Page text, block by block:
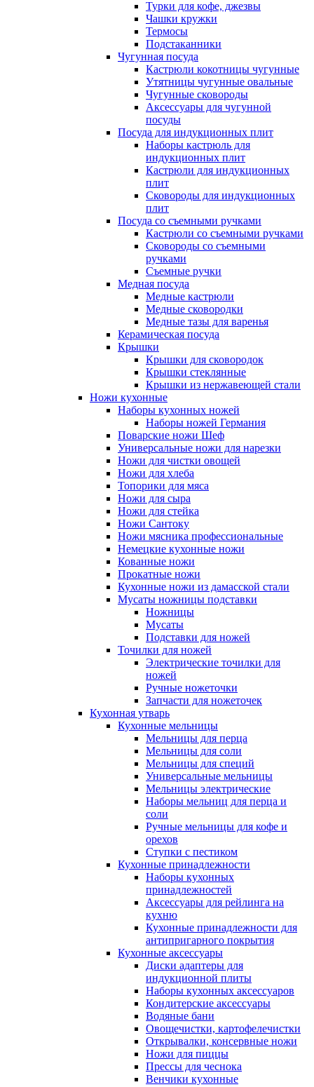
Турки для кофе, джезвы
Чашки кружки
Термосы
Подстаканники
Чугунная посуда
Кастрюли кокотницы чугунные
Утятницы чугунные овальные
Чугунные сковороды
Аксессуары для чугунной
посуды
Посуда для индукционных плит
Наборы кастрюль для
индукционных плит
Кастрюли для индукционных
плит
Сковороды для индукционных
плит
Посуда со съемными ручками
Кастрюли со съемными ручками
Сковороды со съемными
ручками
Съемные ручки
Медная посуда
Медные кастрюли
Медные сковородки
Медные тазы для варенья
Керамическая посуда
Крышки
Крышки для сковородок
Крышки стеклянные
Крышки из нержавеющей стали
Ножи кухонные
Наборы кухонных ножей
Наборы ножей Германия
Поварские ножи Шеф
Универсальные ножи для нарезки
Ножи для чистки овощей
Ножи для хлеба
Топорики для мяса
Ножи для сыра
Ножи для стейка
Ножи Сантоку
Ножи мясника профессиональные
Немецкие кухонные ножи
Кованные ножи
Прокатные ножи
Кухонные ножи из дамасской стали
Мусаты ножницы подставки
Ножницы
Мусаты
Подставки для ножей
Точилки для ножей
Электрические точилки для
ножей
Ручные ножеточки
Запчасти для ножеточек
Кухонная утварь
Кухонные мельницы
Мельницы для перца
Мельницы для соли
Мельницы для специй
Универсальные мельницы
Мельницы электрические
Наборы мельниц для перца и
соли
Ручные мельницы для кофе и
орехов
Ступки с пестиком
Кухонные принадлежности
Наборы кухонных
принадлежностей
Аксессуары для рейлинга на
кухню
Кухонные принадлежности для
антипригарного покрытия
Кухонные аксессуары
Диски адаптеры для
индукционной плиты
Наборы кухонных аксессуаров
Кондитерские аксессуары
Водяные бани
Овощечистки, картофелечистки
Открывалки, консервные ножи
Ножи для пиццы
Прессы для чеснока
Венчики кухонные